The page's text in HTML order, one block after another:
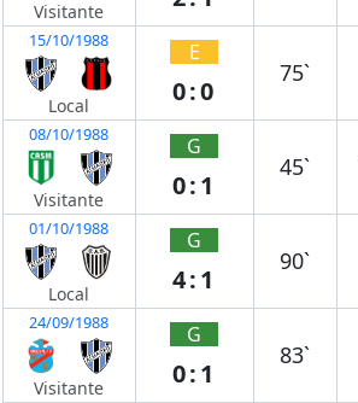
Visitante
15/10/1988
Local
E
0:0
75`
08/10/1988
Visitante
G
0:1
45`
01/10/1988
Local
G
4:1
90`
24/09/1988
Visitante
G
0:1
83`